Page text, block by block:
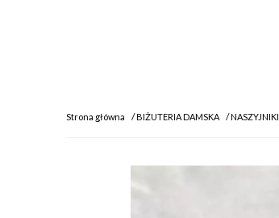
Strona główna BIŻUTERIA DAMSKA NASZYJNIKI